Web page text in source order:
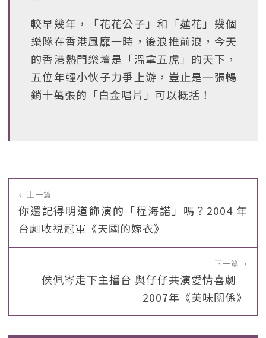
較早幾年，「花花公子」和「蓮花」幾個
樂隊在香港風靡一時，後浪推前浪，今天
的香港熱門樂壇是「溫拿五虎」的天下，
五位年輕小伙子力爭上游，豈止是一張暢
銷十萬張的「白金唱片」可以概括！
←上一篇
你還記得明道飾演的「程海諾」嗎？2004 年
台劇收視冠軍《天國的嫁衣》
下一篇→
侯佩岑走下主播台 與仔仔共演愛情喜劇｜
2007年《美味關係》